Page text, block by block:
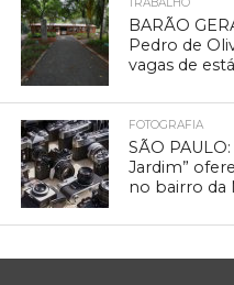
BARÃO
Pedro de
vagas de
FOTOGRAFIA
SÃO
Jardim”
no bairro da